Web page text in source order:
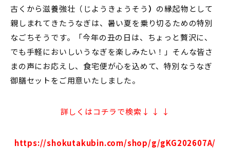
古くから滋養強壮（じようきょうそう） の縁起物として
親しまれてきたうなぎは、暑い夏を乗り切るための特別
なごちそうです。「今年の丑の日は、ちょっと贅沢に、
でも手軽においしいうなぎを楽しみたい！」そんな皆さ
まの声にお応えし、食宅便が心を込めて、特別なうなぎ
御膳セットをご用意いたしました。
詳しくはコチラで検索↓ ↓ ↓
https://shokutakubin.com/shop/g/gKG202607A/